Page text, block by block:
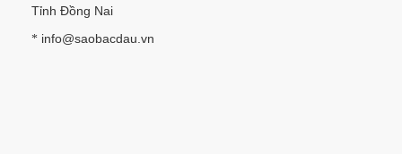
Tỉnh Đồng Nai
* info@saobacdau.vn